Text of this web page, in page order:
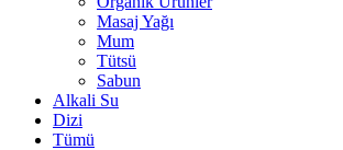
Masaj Yağı
Mum
Tütsü
Sabun
Alkali Su
Dizi
Tümü